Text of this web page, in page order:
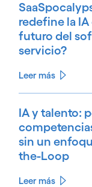
redefine la IA
futuro del
servicio?
Leer más
IA y talento:
sin un
the-Loop
Leer más